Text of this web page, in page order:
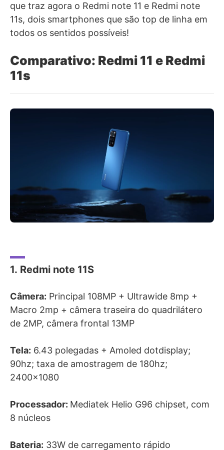
que traz agora o Redmi note 11 e Redmi note
11s, dois smartphones que são top de linha em
todos os sentidos possíveis!
Comparativo: Redmi 11 e Redmi
11s
1. Redmi note 11S
Câmera: Principal 108MP + Ultrawide 8mp +
Macro 2mp + câmera traseira do quadrilátero
de 2MP, câmera frontal 13MP
Tela: 6.43 polegadas + Amoled dotdisplay;
90hz; taxa de amostragem de 180hz;
2400×1080
Processador: Mediatek Helio G96 chipset, com
8 núcleos
Bateria: 33W de carregamento rápido